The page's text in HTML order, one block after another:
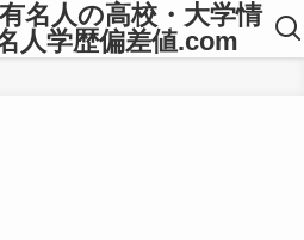
名人の高校・大学情
人学歴偏差値.com